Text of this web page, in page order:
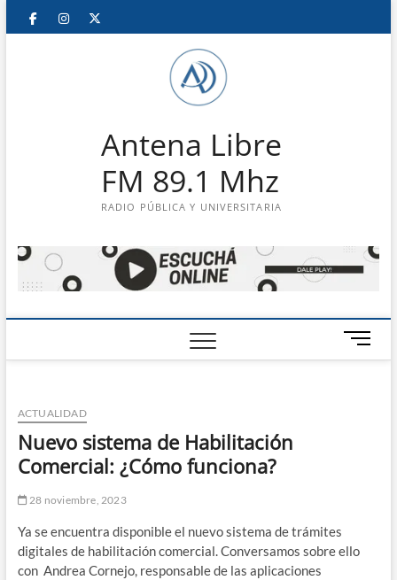
Saltar
FacebookInstagram
Antena Libre
FM 89.1 Mhz
RADIO PÚBLICA Y UNIVERSITARIA
B
o
ACTUALIDAD
Nuevo sistema de Habilitación
Comercial: ¿Cómo funciona?
28 noviembre, 2023
Ya se encuentra disponible el nuevo sistema de trámites
digitales de habilitación comercial. Conversamos sobre ello
con Andrea Cornejo, responsable de las aplicaciones